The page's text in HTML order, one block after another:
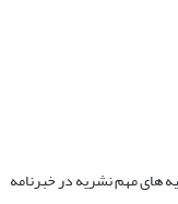
های مهم نشریه در خبرنامه